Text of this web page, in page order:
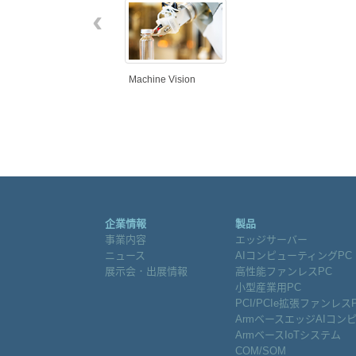
Machine Vision
‹
企業情報
事業内容
ニュース
展示会．出展情報
製品
エッジサーバー
AIコンピューティングPC
高性能ファンレスPC
小型産業用PC
PCI/PCIe拡張ファンレス
ArmベースエッジAIコン
ArmベースIoTシステム
COM/SOM